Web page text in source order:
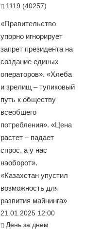
1119 (40257)
«Правительство
упорно игнорирует
запрет президента на
создание единых
операторов». «Хлеба
и зрелищ – тупиковый
путь к обществу
всеобщего
потребления». «Цена
растет – падает
спрос, а у нас
наоборот».
«Казахстан упустил
возможность для
развития майнинга»
21.01.2025 12:00
День за днем